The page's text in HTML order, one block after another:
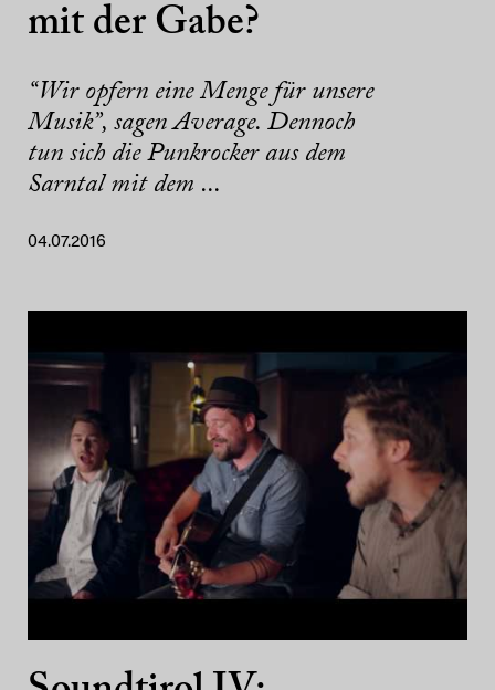
mit der Gabe?
“Wir opfern eine Menge für unsere
Musik”, sagen Average. Dennoch
tun sich die Punkrocker aus dem
Sarntal mit dem ...
04.07.2016